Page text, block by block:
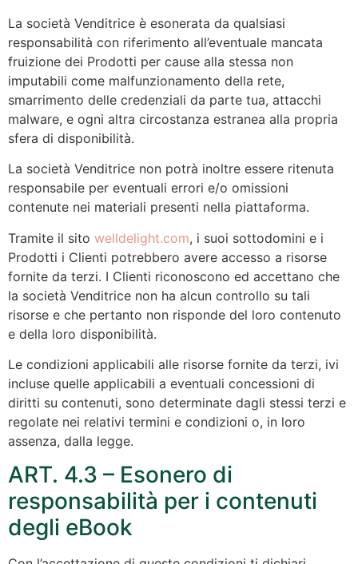
La società Venditrice è esonerata da qualsiasi
responsabilità con riferimento all’eventuale mancata
fruizione dei Prodotti per cause alla stessa non
imputabili come malfunzionamento della rete,
smarrimento delle credenziali da parte tua, attacchi
malware, e ogni altra circostanza estranea alla propria
sfera di disponibilità.
La società Venditrice non potrà inoltre essere ritenuta
responsabile per eventuali errori e/o omissioni
contenute nei materiali presenti nella piattaforma.
Tramite il sito welldelight.com, i suoi sottodomini e i
Prodotti i Clienti potrebbero avere accesso a risorse
fornite da terzi. I Clienti riconoscono ed accettano che
la società Venditrice non ha alcun controllo su tali
risorse e che pertanto non risponde del loro contenuto
e della loro disponibilità.
Le condizioni applicabili alle risorse fornite da terzi, ivi
incluse quelle applicabili a eventuali concessioni di
diritti su contenuti, sono determinate dagli stessi terzi e
regolate nei relativi termini e condizioni o, in loro
assenza, dalla legge.
ART. 4.3 – Esonero di
responsabilità per i contenuti
degli eBook